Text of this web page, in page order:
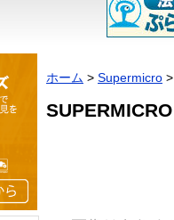
ホーム > Supermicro >